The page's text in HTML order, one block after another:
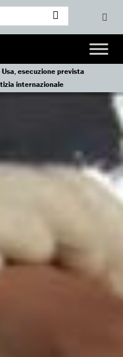
Usa, esecuzione prevista
internazionale